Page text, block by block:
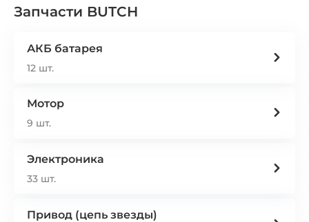
Запчасти BUTCH
АКБ батарея
12 шт.
Мотор
9 шт.
Электроника
33 шт.
Привод (цепь звезды)